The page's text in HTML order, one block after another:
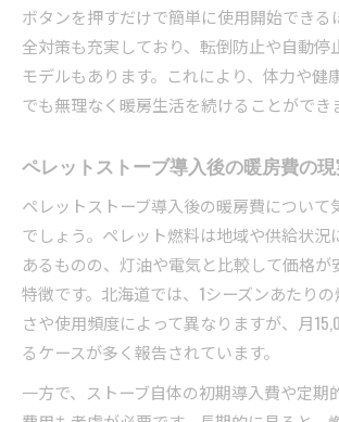
ボタンを押すだけで簡単に使用開始できる
全対策も充実しており、転倒防止や自動停
モデルもあります。これにより、体力や健
でも無理なく暖房生活を続けることができ
ペレットストーブ導入後の暖房費の
ペレットストーブ導入後の暖房費について
でしょう。ペレット燃料は地域や供給状況
あるものの、灯油や電気と比較して価格が
特徴です。北海道では、1シーズンあたり
さや使用頻度によって異なりますが、月
るケースが多く報告されています。
一方で、ストーブ自体の初期導入費や定期